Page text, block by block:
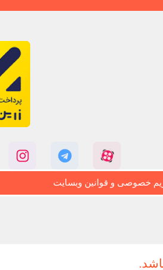
خصوصی و قوانین وبسایت